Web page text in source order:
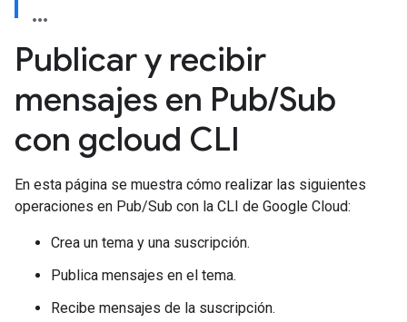
Publicar y recibir
mensajes en Pub/Sub
con gcloud CLI
En esta página se muestra cómo realizar las siguientes
operaciones en Pub/Sub con la CLI de Google Cloud:
Crea un tema y una suscripción.
Publica mensajes en el tema.
Recibe mensajes de la suscripción.